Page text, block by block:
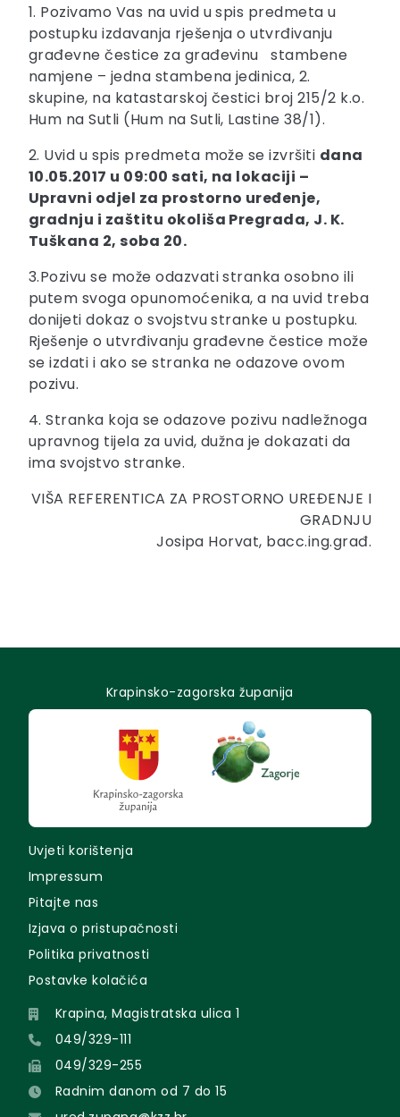
1. Pozivamo Vas na uvid u spis predmeta u
postupku izdavanja rješenja o utvrđivanju
građevne čestice za građevinu stambene
namjene – jedna stambena jedinica, 2.
skupine, na katastarskoj čestici broj 215/2 k.o.
Hum na Sutli (Hum na Sutli, Lastine 38/1).
2. Uvid u spis predmeta može se izvršiti dana
10.05.2017 u 09:00 sati, na lokaciji –
Upravni odjel za prostorno uređenje,
gradnju i zaštitu okoliša Pregrada, J. K.
Tuškana 2, soba 20.
3.Pozivu se može odazvati stranka osobno ili
putem svoga opunomoćenika, a na uvid treba
donijeti dokaz o svojstvu stranke u postupku.
Rješenje o utvrđivanju građevne čestice može
se izdati i ako se stranka ne odazove ovom
pozivu.
4. Stranka koja se odazove pozivu nadležnoga
upravnog tijela za uvid, dužna je dokazati da
ima svojstvo stranke.
VIŠA REFERENTICA ZA PROSTORNO UREĐENJE I
GRADNJU
Josipa Horvat, bacc.ing.građ.
Krapinsko-zagorska županija
Uvjeti korištenja
Impressum
Pitajte nas
Izjava o pristupačnosti
Politika privatnosti
Postavke kolačića
Krapina, Magistratska ulica 1
049/329-111
049/329-255
Radnim danom od 7 do 15